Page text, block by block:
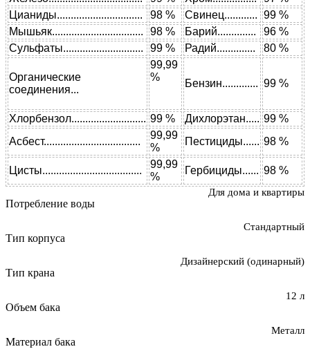
Цианиды...............................
98 % Свинец............ 99 %
Мышьяк.................................
98 % Барий..............
96 %
Сульфаты.............................
99 % Радий.............. 80 %
Органические
соединения...
99,99
%
Бензин............. 99 %
Хлорбензол........................... 99 % Дихлорэтан..... 99 %
Асбест...................................
99,99
%
Пестициды...... 98 %
Цисты....................................
99,99
%
Гербициды...... 98 %
Потребление воды
Для дома и квартиры
Тип корпуса
Стандартный
Тип крана
Дизайнерский (одинарный)
Объем бака
12 л
Материал бака
Металл